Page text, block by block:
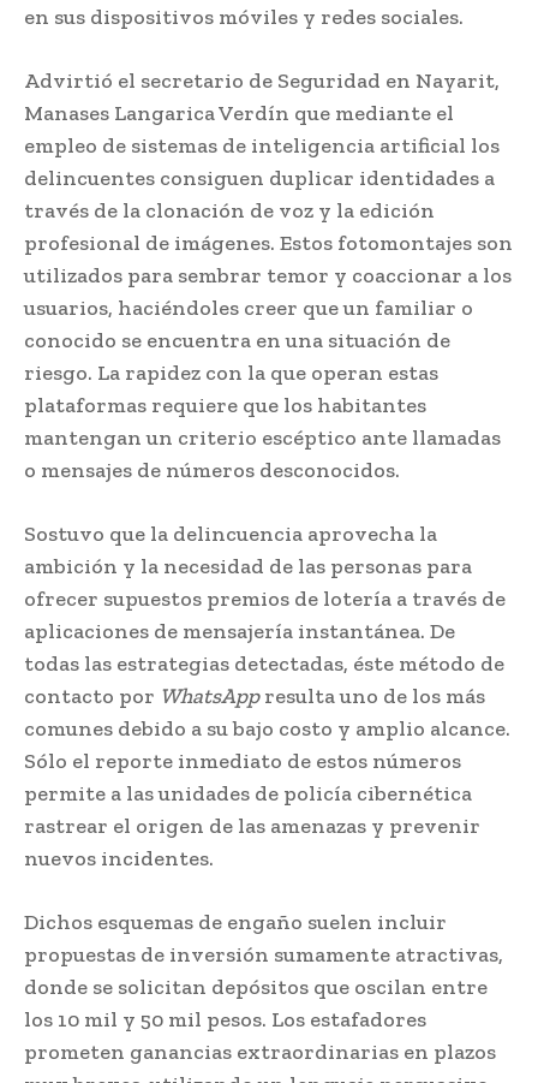
en sus dispositivos móviles y redes sociales.
Advirtió el secretario de Seguridad en Nayarit,
Manases Langarica Verdín que mediante el
empleo de sistemas de inteligencia artificial los
delincuentes consiguen duplicar identidades a
través de la clonación de voz y la edición
profesional de imágenes. Estos fotomontajes son
utilizados para sembrar temor y coaccionar a los
usuarios, haciéndoles creer que un familiar o
conocido se encuentra en una situación de
riesgo. La rapidez con la que operan estas
plataformas requiere que los habitantes
mantengan un criterio escéptico ante llamadas
o mensajes de números desconocidos.
Sostuvo que la delincuencia aprovecha la
ambición y la necesidad de las personas para
ofrecer supuestos premios de lotería a través de
aplicaciones de mensajería instantánea. De
todas las estrategias detectadas, éste método de
contacto por WhatsAppresulta uno de los más
comunes debido a su bajo costo y amplio alcance.
Sólo el reporte inmediato de estos números
permite a las unidades de policía cibernética
rastrear el origen de las amenazas y prevenir
nuevos incidentes.
Dichos esquemas de engaño suelen incluir
propuestas de inversión sumamente atractivas,
donde se solicitan depósitos que oscilan entre
los 10 mil y 50 mil pesos. Los estafadores
prometen ganancias extraordinarias en plazos